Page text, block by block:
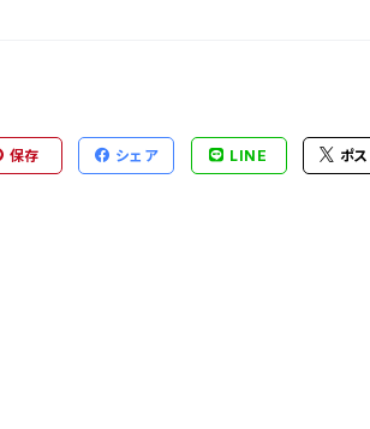
保存 シェア LINE ポ